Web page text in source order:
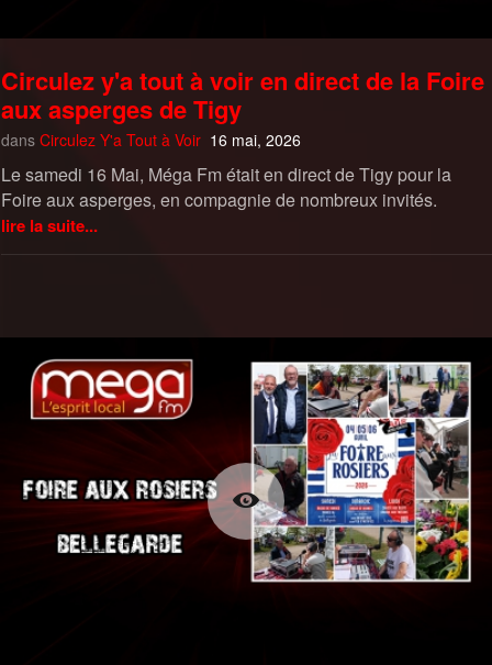
Circulez y'a tout à voir en direct de la Foire
aux asperges de Tigy
dans Circulez Y'a Tout à Voir 16 mai, 2026
Le samedi 16 Mai, Méga Fm était en direct de Tigy pour la
Foire aux asperges, en compagnie de nombreux invités.
lire la suite...